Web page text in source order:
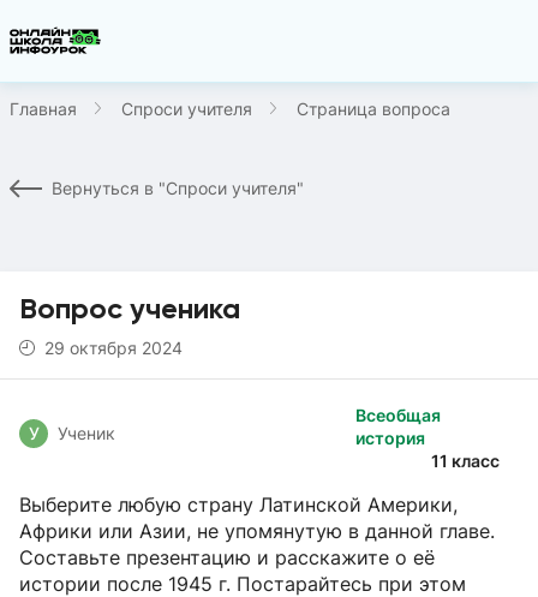
Главная Спроси учителя Страница вопроса
Вернуться в "Спроси учителя"
Вопрос ученика
29 октября 2024
Всеобщая
история
11 класс
У Ученик
Выберите любую страну Латинской Америки,
Африки или Азии, не упомянутую в данной главе.
Составьте презентацию и расскажите о её
истории после 1945 г. Постарайтесь при этом